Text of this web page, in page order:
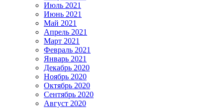
Июль 2021
Июнь 2021
Май 2021
Апрель 2021
Март 2021
Февраль 2021
Январь 2021
Декабрь 2020
Ноябрь 2020
Октябрь 2020
Сентябрь 2020
Август 2020